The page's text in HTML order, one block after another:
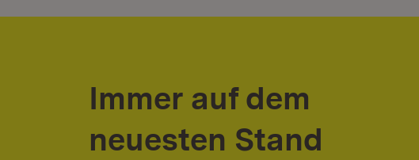
Immer auf dem
neuesten Stand